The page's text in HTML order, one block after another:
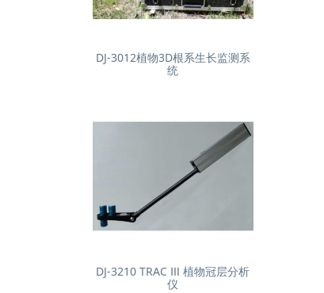
DJ-3012植物3D根系生长监测系
统
DJ-3210 TRAC Ⅲ 植物冠层分析
仪